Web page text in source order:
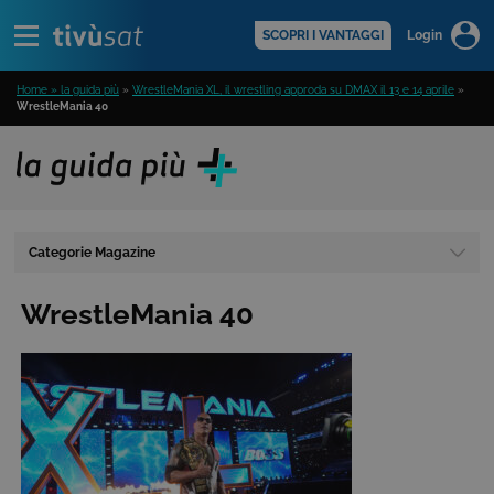
SCOPRI I VANTAGGI Login
Home » la guida più » WrestleMania XL, il wrestling approda su DMAX il 13 e 14 aprile »
WrestleMania 40
Categorie Magazine
WrestleMania 40